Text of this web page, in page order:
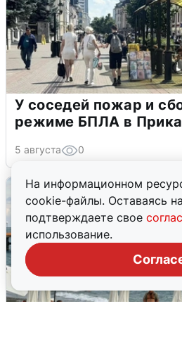
На информационном
cookie-файлы. Оставаясь
подтверждаете свое
использование.
У соседей пожар и
режиме БПЛА в
5 августа 0